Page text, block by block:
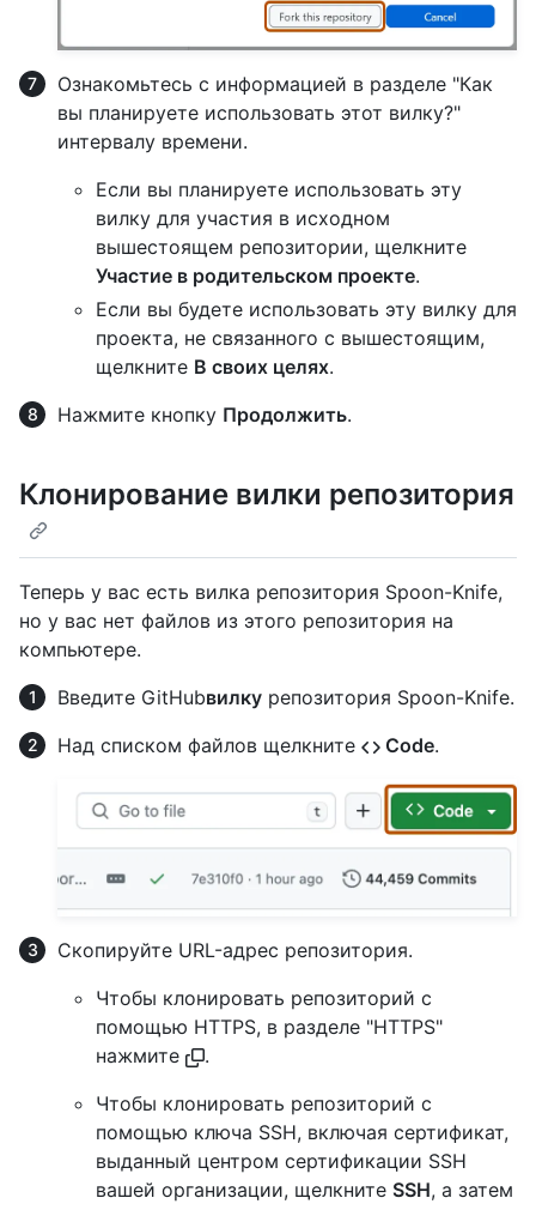
Ознакомьтесь с информацией в разделе "Как
вы планируете использовать этот вилку?"
интервалу времени.
Если вы планируете использовать эту
вилку для участия в исходном
вышестоящем репозитории, щелкните
Участие в родительском проекте.
Если вы будете использовать эту вилку для
проекта, не связанного с вышестоящим,
щелкните В своих целях.
Нажмите кнопку Продолжить.
Клонирование вилки репозитория
Теперь у вас есть вилка репозитория Spoon-Knife,
но у вас нет файлов из этого репозитория на
компьютере.
Введите GitHubвилку репозитория Spoon-Knife.
Над списком файлов щелкните
Code.
Скопируйте URL-адрес репозитория.
Чтобы клонировать репозиторий с
помощью HTTPS, в разделе "HTTPS"
нажмите
.
Чтобы клонировать репозиторий с
помощью ключа SSH, включая сертификат,
выданный центром сертификации SSH
вашей организации, щелкните SSH, а затем